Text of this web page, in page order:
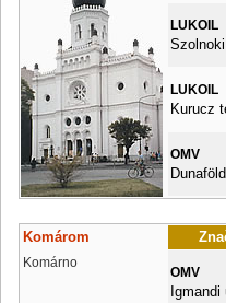
LUKOIL
LUKOIL
Kurucz
OMV
Komárom
Komárno
OMV
Igmandi